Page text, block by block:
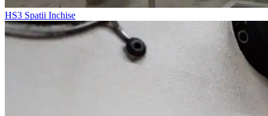
HS3 Spatii Inchise